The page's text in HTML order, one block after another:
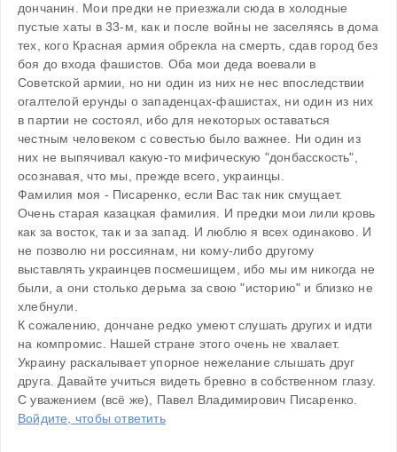
дончанин. Мои предки не приезжали сюда в холодные
пустые хаты в 33-м, как и после войны не заселяясь в дома
тех, кого Красная армия обрекла на смерть, сдав город без
боя до входа фашистов. Оба мои деда воевали в
Советской армии, но ни один из них не нес впоследствии
огалтелой ерунды о западенцах-фашистах, ни один из них
в партии не состоял, ибо для некоторых оставаться
честным человеком с совестью было важнее. Ни один из
них не выпячивал какую-то мифическую "донбасскость",
осознавая, что мы, прежде всего, украинцы.
Фамилия моя - Писаренко, если Вас так ник смущает.
Очень старая казацкая фамилия. И предки мои лили кровь
как за восток, так и за запад. И люблю я всех одинаково. И
не позволю ни россиянам, ни кому-либо другому
выставлять украинцев посмешищем, ибо мы им никогда не
были, а они столько дерьма за свою "историю" и близко не
хлебнули.
К сожалению, дончане редко умеют слушать других и идти
на компромис. Нашей стране этого очень не хвалает.
Украину раскалывает упорное нежелание слышать друг
друга. Давайте учиться видеть бревно в собственном глазу.
С уважением (всё же), Павел Владимирович Писаренко.
Войдите, чтобы ответить